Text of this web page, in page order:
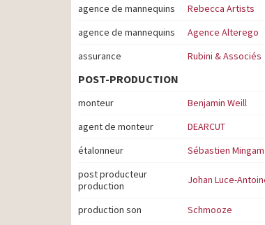
agence de mannequins
Rebecca Artists
agence de mannequins
Agence Alterego
assurance
Rubini & Associés
POST-PRODUCTION
monteur
Benjamin Weill
agent de monteur
DEARCUT
étalonneur
Sébastien Mingam
post producteur
production
Johan Luce-
production son Schmooze